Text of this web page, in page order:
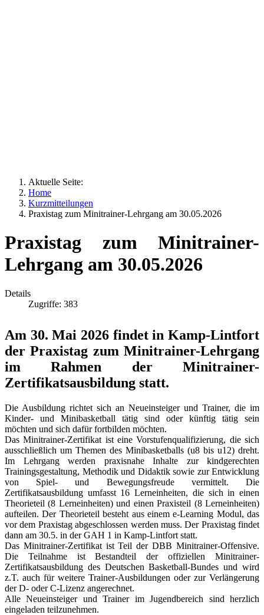
Aktuelle Seite:
Home
Kurzmitteilungen
Praxistag zum Minitrainer-Lehrgang am 30.05.2026
Praxistag zum Minitrainer-
Lehrgang am 30.05.2026
Details
Zugriffe: 383
Am 30. Mai 2026 findet in Kamp-Lintfort
der Praxistag zum Minitrainer-Lehrgang
im Rahmen der Minitrainer-
Zertifikatsausbildung statt.
Die Ausbildung richtet sich an Neueinsteiger und Trainer, die im
Kinder- und Minibasketball tätig sind oder künftig tätig sein
möchten und sich dafür fortbilden möchten.
Das Minitrainer-Zertifikat ist eine Vorstufenqualifizierung, die sich
ausschließlich um Themen des Minibasketballs (u8 bis u12) dreht.
Im Lehrgang werden praxisnahe Inhalte zur kindgerechten
Trainingsgestaltung, Methodik und Didaktik sowie zur Entwicklung
von Spiel- und Bewegungsfreude vermittelt. Die
Zertifikatsausbildung umfasst 16 Lerneinheiten, die sich in einen
Theorieteil (8 Lerneinheiten) und einen Praxisteil (8 Lerneinheiten)
aufteilen. Der Theorieteil besteht aus einem e-Learning Modul, das
vor dem Praxistag abgeschlossen werden muss. Der Praxistag findet
dann am 30.5. in der GAH 1 in Kamp-Lintfort statt.
Das Minitrainer-Zertifikat ist Teil der DBB Minitrainer-Offensive.
Die Teilnahme ist Bestandteil der offiziellen Minitrainer-
Zertifikatsausbildung des Deutschen Basketball-Bundes und wird
z.T. auch für weitere Trainer-Ausbildungen oder zur Verlängerung
der D- oder C-Lizenz angerechnet.
Alle Neueinsteiger und Trainer im Jugendbereich sind herzlich
eingeladen teilzunehmen.